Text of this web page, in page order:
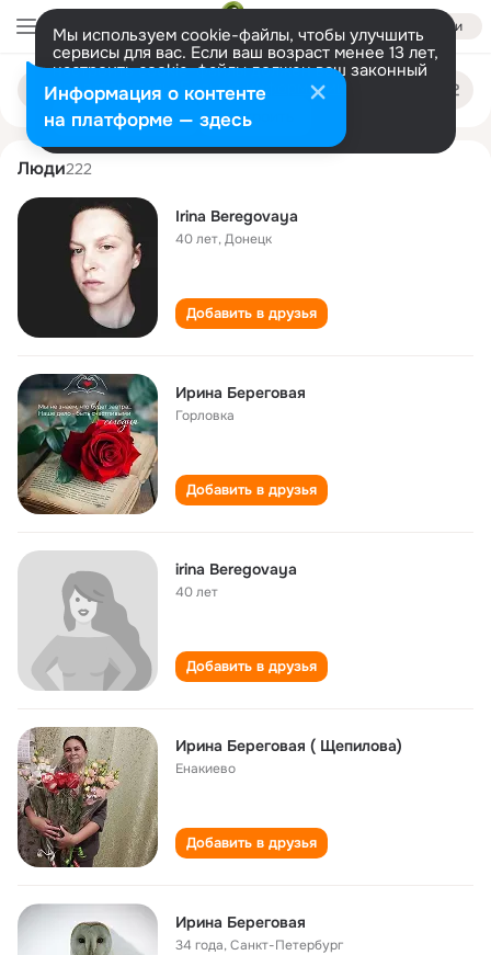
Войти
Мы используем cookie-файлы, чтобы улучшить
сервисы для вас. Если ваш возраст менее 13 лет,
настроить cookie-файлы должен ваш законный
представитель. Больше информации
Разрешить все Настроить
Поиск
людям
irina beregovaya
Люди222
Irina Beregovaya
40 лет,Донецк
Добавить в друзья
Ирина Береговая
Горловка
Добавить в друзья
irina Beregovaya
40 лет
Добавить в друзья
Ирина Береговая ( Щепилова)
Енакиево
Добавить в друзья
Ирина Береговая
34 года,Санкт-Петербург
Информация о контенте
на платформе — здесь